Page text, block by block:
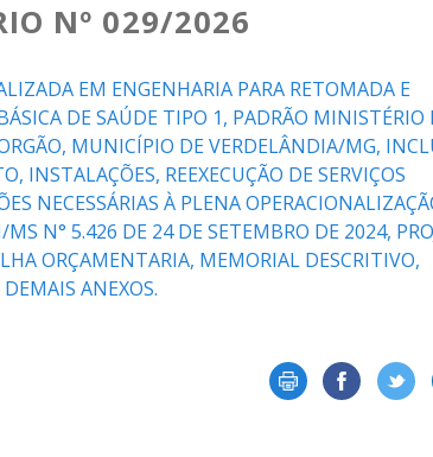
Nº 029/2026
EM ENGENHARIA PARA RETOMADA E
DE SAÚDE TIPO 1, PADRÃO MINISTÉRIO
MUNICÍPIO DE VERDELÂNDIA/MG,
INSTALAÇÕES, REEXECUÇÃO DE SERVIÇOS
NECESSÁRIAS À PLENA
N° 5.426 DE 24 DE SETEMBRO DE 2024,
ORÇAMENTARIA, MEMORIAL DESCRITIVO,
ANEXOS.